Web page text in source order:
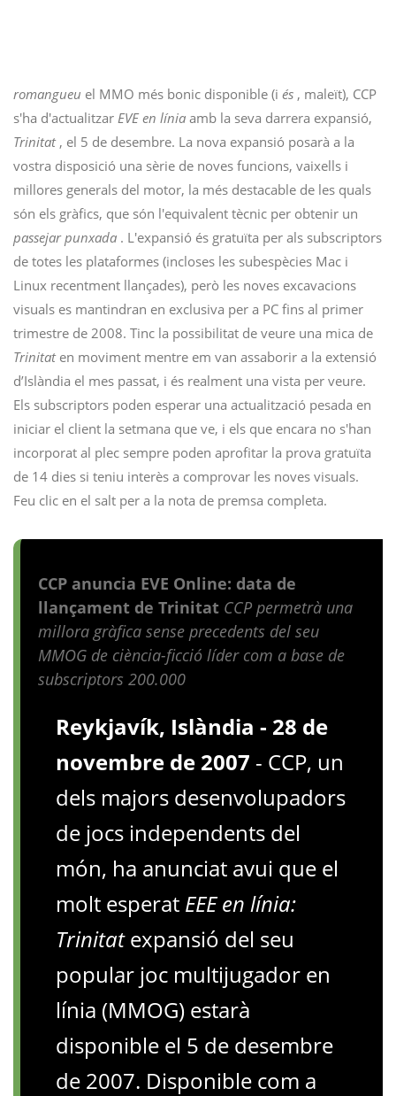
romangueu el MMO més bonic disponible (i és , maleït), CCP
s'ha d'actualitzar EVE en línia amb la seva darrera expansió,
Trinitat, el 5 de desembre. La nova expansió posarà a la
vostra disposició una sèrie de noves funcions, vaixells i
millores generals del motor, la més destacable de les quals
són els gràfics, que són l'equivalent tècnic per obtenir un
passejar punxada . L'expansió és gratuïta per als subscriptors
de totes les plataformes (incloses les subespècies Mac i
Linux recentment llançades), però les noves excavacions
visuals es mantindran en exclusiva per a PC fins al primer
trimestre de 2008. Tinc la possibilitat de veure una mica de
Trinitaten moviment mentre em van assaborir a la extensió
d’Islàndia el mes passat, i és realment una vista per veure.
Els subscriptors poden esperar una actualització pesada en
iniciar el client la setmana que ve, i els que encara no s'han
incorporat al plec sempre poden aprofitar la prova gratuïta
de 14 dies si teniu interès a comprovar les noves visuals.
Feu clic en el salt per a la nota de premsa completa.
CCP anuncia EVE Online: data de
llançament de Trinitat CCP permetrà una
millora gràfica sense precedents del seu
MMOG de ciència-ficció líder com a base de
subscriptors 200.000
Reykjavík, Islàndia - 28 de
novembre de 2007 - CCP, un
dels majors desenvolupadors
de jocs independents del
món, ha anunciat avui que el
molt esperat EEE en línia:
Trinitatexpansió del seu
popular joc multijugador en
línia (MMOG) estarà
disponible el 5 de desembre
de 2007. Disponible com a